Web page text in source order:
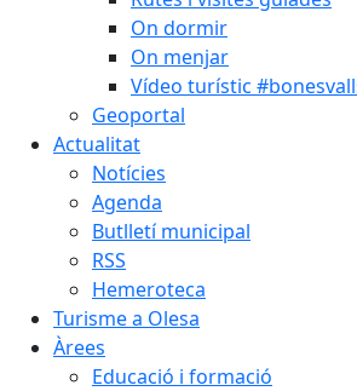
On dormir
On menjar
Vídeo turístic
Geoportal
Actualitat
Notícies
Agenda
Butlletí municipal
RSS
Hemeroteca
Turisme a Olesa
Àrees
Educació i formació